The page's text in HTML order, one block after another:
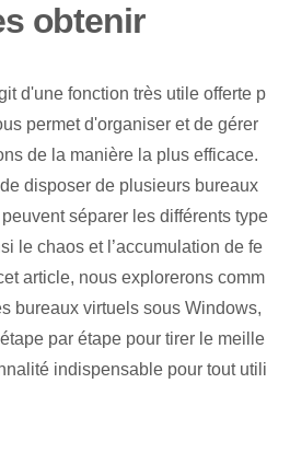
obtenir
d'une fonction très utile offerte p
permet d'organiser et de gérer
de la manière la plus efficace.
disposer de plusieurs bureaux
séparer les différents type
le chaos et l’accumulation de fe
article, nous explorerons comm
bureaux virtuels sous Windows,
par étape pour tirer le meille
indispensable pour tout utili